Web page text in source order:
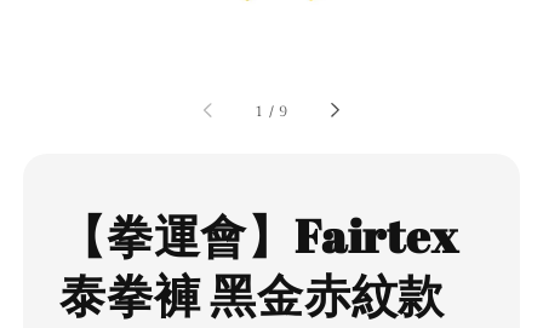
1 /9
【拳運會】Fairtex
泰拳褲 黑金赤紋款